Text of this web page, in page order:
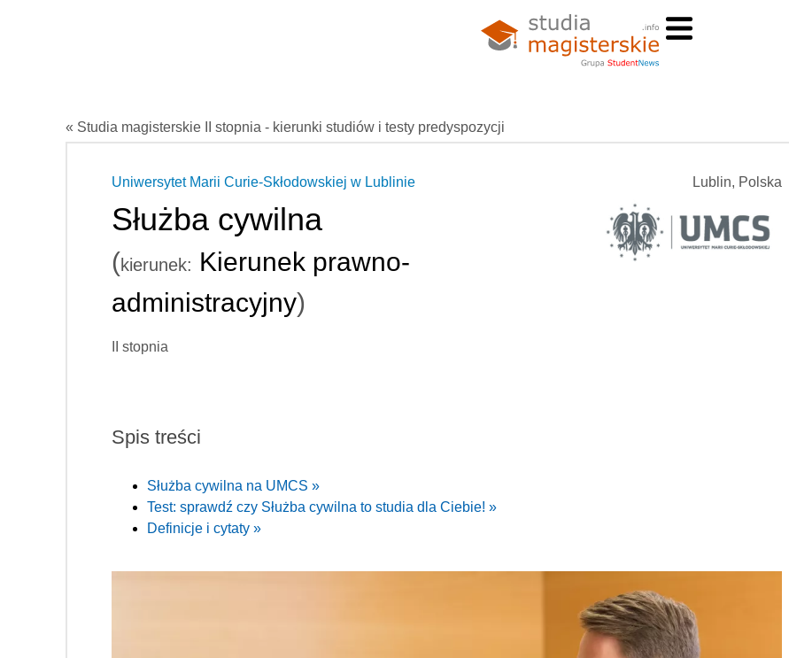
« Studia magisterskie II stopnia - kierunki studiów i testy predyspozycji
Lublin, Polska
Uniwersytet Marii Curie-Skłodowskiej w Lublinie
Służba cywilna
(kierunek: Kierunek prawno-
administracyjny)
II stopnia
Spis treści
Służba cywilna na UMCS »
Test: sprawdź czy Służba cywilna to studia dla Ciebie! »
Definicje i cytaty »